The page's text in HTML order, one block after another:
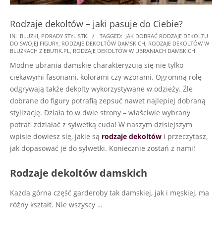
Rodzaje dekoltów – jaki pasuje do Ciebie?
2022-
04-
IN: BLUZKI PORADY STYLISTKI TAGGED: JAK DOBRAĆ RODZAJE DEKOLTU
DO SWOJEJ FIGURY RODZAJE DEKOLTÓW DAMSKICH RODZAJE DEKOLTÓW W
BLUZKACH Z EBUTIK.PL
RODZAJE DEKOLTÓW W UBRANIACH DAMSKICH
Modne ubrania damskie charakteryzują się nie tylko
ciekawymi fasonami, kolorami czy wzorami. Ogromną rolę
odgrywają także dekolty wykorzystywane w odzieży. Źle
dobrane do figury potrafią zepsuć nawet najlepiej dobraną
stylizację. Działa to w dwie strony – właściwie wybrany
potrafi zdziałać z sylwetką cuda! W naszym dzisiejszym
wpisie dowiesz się, jakie są rodzaje dekoltów i przeczytasz,
jak dopasować je do sylwetki. Koniecznie zostań z nami!
Rodzaje dekoltów damskich
Każda górna część garderoby tak damskiej, jak i męskiej, ma
różny kształt. Nie wszyscy …